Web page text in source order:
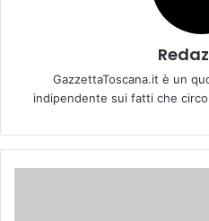
GazzettaToscana.it è un
indipendente sui fatti che